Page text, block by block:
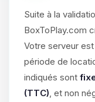
Suite à la
BoxToPlay.com
Votre serveur est
période de
indiqués sont
(TTC), et non